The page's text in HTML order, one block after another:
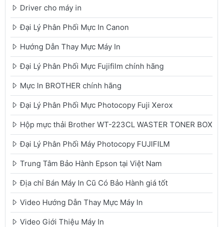
Driver cho máy in
Đại Lý Phân Phối Mực In Canon
Hướng Dẫn Thay Mực Máy In
Đại Lý Phân Phối Mực Fujifilm chính hãng
Mực In BROTHER chính hãng
Đại Lý Phân Phối Mực Photocopy Fuji Xerox
Hộp mực thải Brother WT-223CL WASTER TONER BOX
Đại Lý Phân Phối Máy Photocopy FUJIFILM
Trung Tâm Bảo Hành Epson tại Việt Nam
Địa chỉ Bán Máy In Cũ Có Bảo Hành giá tốt
Video Hướng Dẫn Thay Mực Máy In
Video Giới Thiệu Máy In